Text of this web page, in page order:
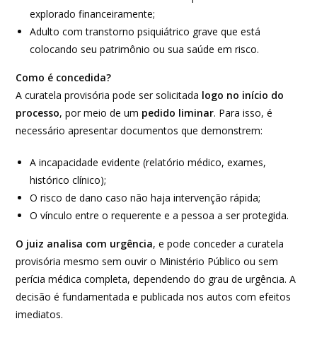
explorado financeiramente;
Adulto com transtorno psiquiátrico grave que está
colocando seu patrimônio ou sua saúde em risco.
Como é concedida?
A curatela provisória pode ser solicitada logo no início do
processo, por meio de um pedido liminar. Para isso, é
necessário apresentar documentos que demonstrem:
A incapacidade evidente (relatório médico, exames,
histórico clínico);
O risco de dano caso não haja intervenção rápida;
O vínculo entre o requerente e a pessoa a ser protegida.
O juiz analisa com urgência, e pode conceder a curatela
provisória mesmo sem ouvir o Ministério Público ou sem
perícia médica completa, dependendo do grau de urgência. A
decisão é fundamentada e publicada nos autos com efeitos
imediatos.